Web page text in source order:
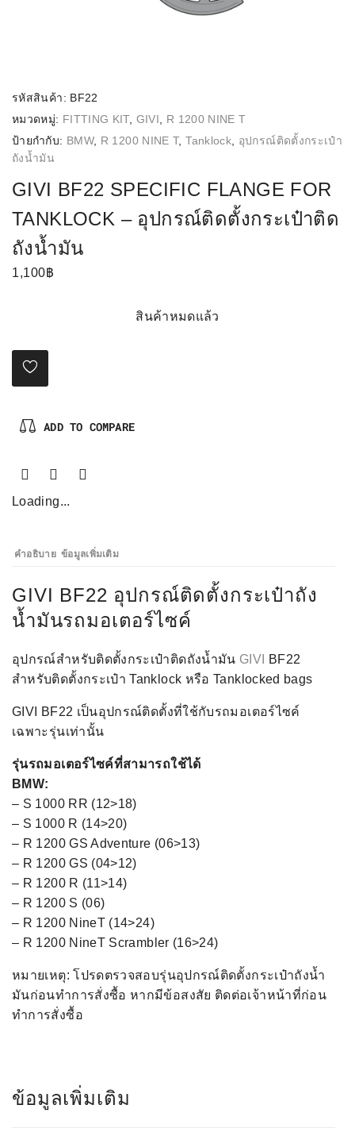
รหัสสินค้า: BF22
หมวดหมู่: FITTING KIT, GIVI
R 1200 NINE T
ป้ายกำกับ: BMW, R 1200 NINE T,Tanklock
อุปกรณ์ติดตั้งกระเป๋า
ถังนํ้ามัน
GIVI BF22 SPECIFIC FLANGE FOR
TANKLOCK – อุปกรณ์ติดตั้งกระเป๋าติด
ถังนํ้ามัน
1,100฿
สินค้าหมดแล้ว
ADD TO COMPARE
Loading...
คำอธิบาย ข้อมูลเพิ่มเติม
GIVI BF22 อุปกรณ์ติดตั้งกระเป๋าถัง
นํ้ามันรถมอเตอร์ไซค์
อุปกรณ์สำหรับติดตั้งกระเป๋าติดถังนํ้ามัน GIVI
BF22
สำหรับติดตั้งกระเป๋า Tanklock หรือ Tanklocked bags
GIVI BF22 เป็นอุปกรณ์ติดตั้งที่ใช้กับรถมอเตอร์ไซค์
เฉพาะรุ่นเท่านั้น
รุ่นรถมอเตอร์ไซค์ที่สามารถใช้ได้
BMW:
– S 1000 RR (12>18)
– S 1000 R (14>20)
– R 1200 GS Adventure (06>13)
– R 1200 GS (04>12)
– R 1200 R (11>14)
– R 1200 S (06)
– R 1200 NineT (14>24)
– R 1200 NineT Scrambler (16>24)
หมายเหตุ: โปรดตรวจสอบรุ่นอุปกรณ์ติดตั้งกระเป๋าถังนํ้า
มันก่อนทำการสั่งซื้อ หากมีข้อสงสัย ติดต่อเจ้าหน้าที่ก่อน
ทำการสั่งซื้อ
ข้อมูลเพิ่มเติม